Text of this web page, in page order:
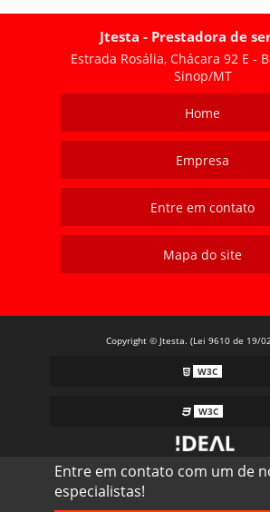
Entre em contato com um de
especialistas!
Jtesta - Prestadora de
Estrada Rosália, Chácara 92 E -
Sinop/MT
Home
Empresa
Entre em contato
Mapa do site
Copyright © Jtesta. (Lei 9610 de 19/
W3C
W3C